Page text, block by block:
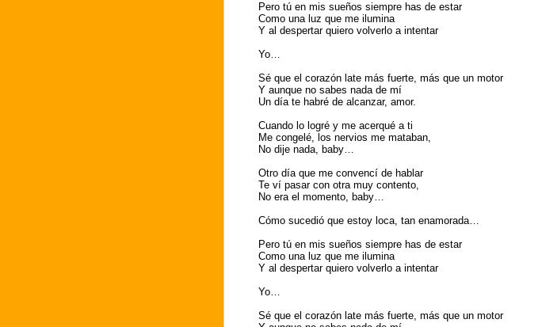
Pero tú en mis sueños siempre has de estar
Como una luz que me ilumina
Y al despertar quiero volverlo a intentar
Yo…
Sé que el corazón late más fuerte, más que un motor
Y aunque no sabes nada de mí
Un día te habré de alcanzar, amor.
Cuando lo logré y me acerqué a ti
Me congelé, los nervios me mataban,
No dije nada, baby…
Otro día que me convencí de hablar
Te ví pasar con otra muy contento,
No era el momento, baby…
Cómo sucedió que estoy loca, tan enamorada…
Pero tú en mis sueños siempre has de estar
Como una luz que me ilumina
Y al despertar quiero volverlo a intentar
Yo…
Sé que el corazón late más fuerte, más que un motor